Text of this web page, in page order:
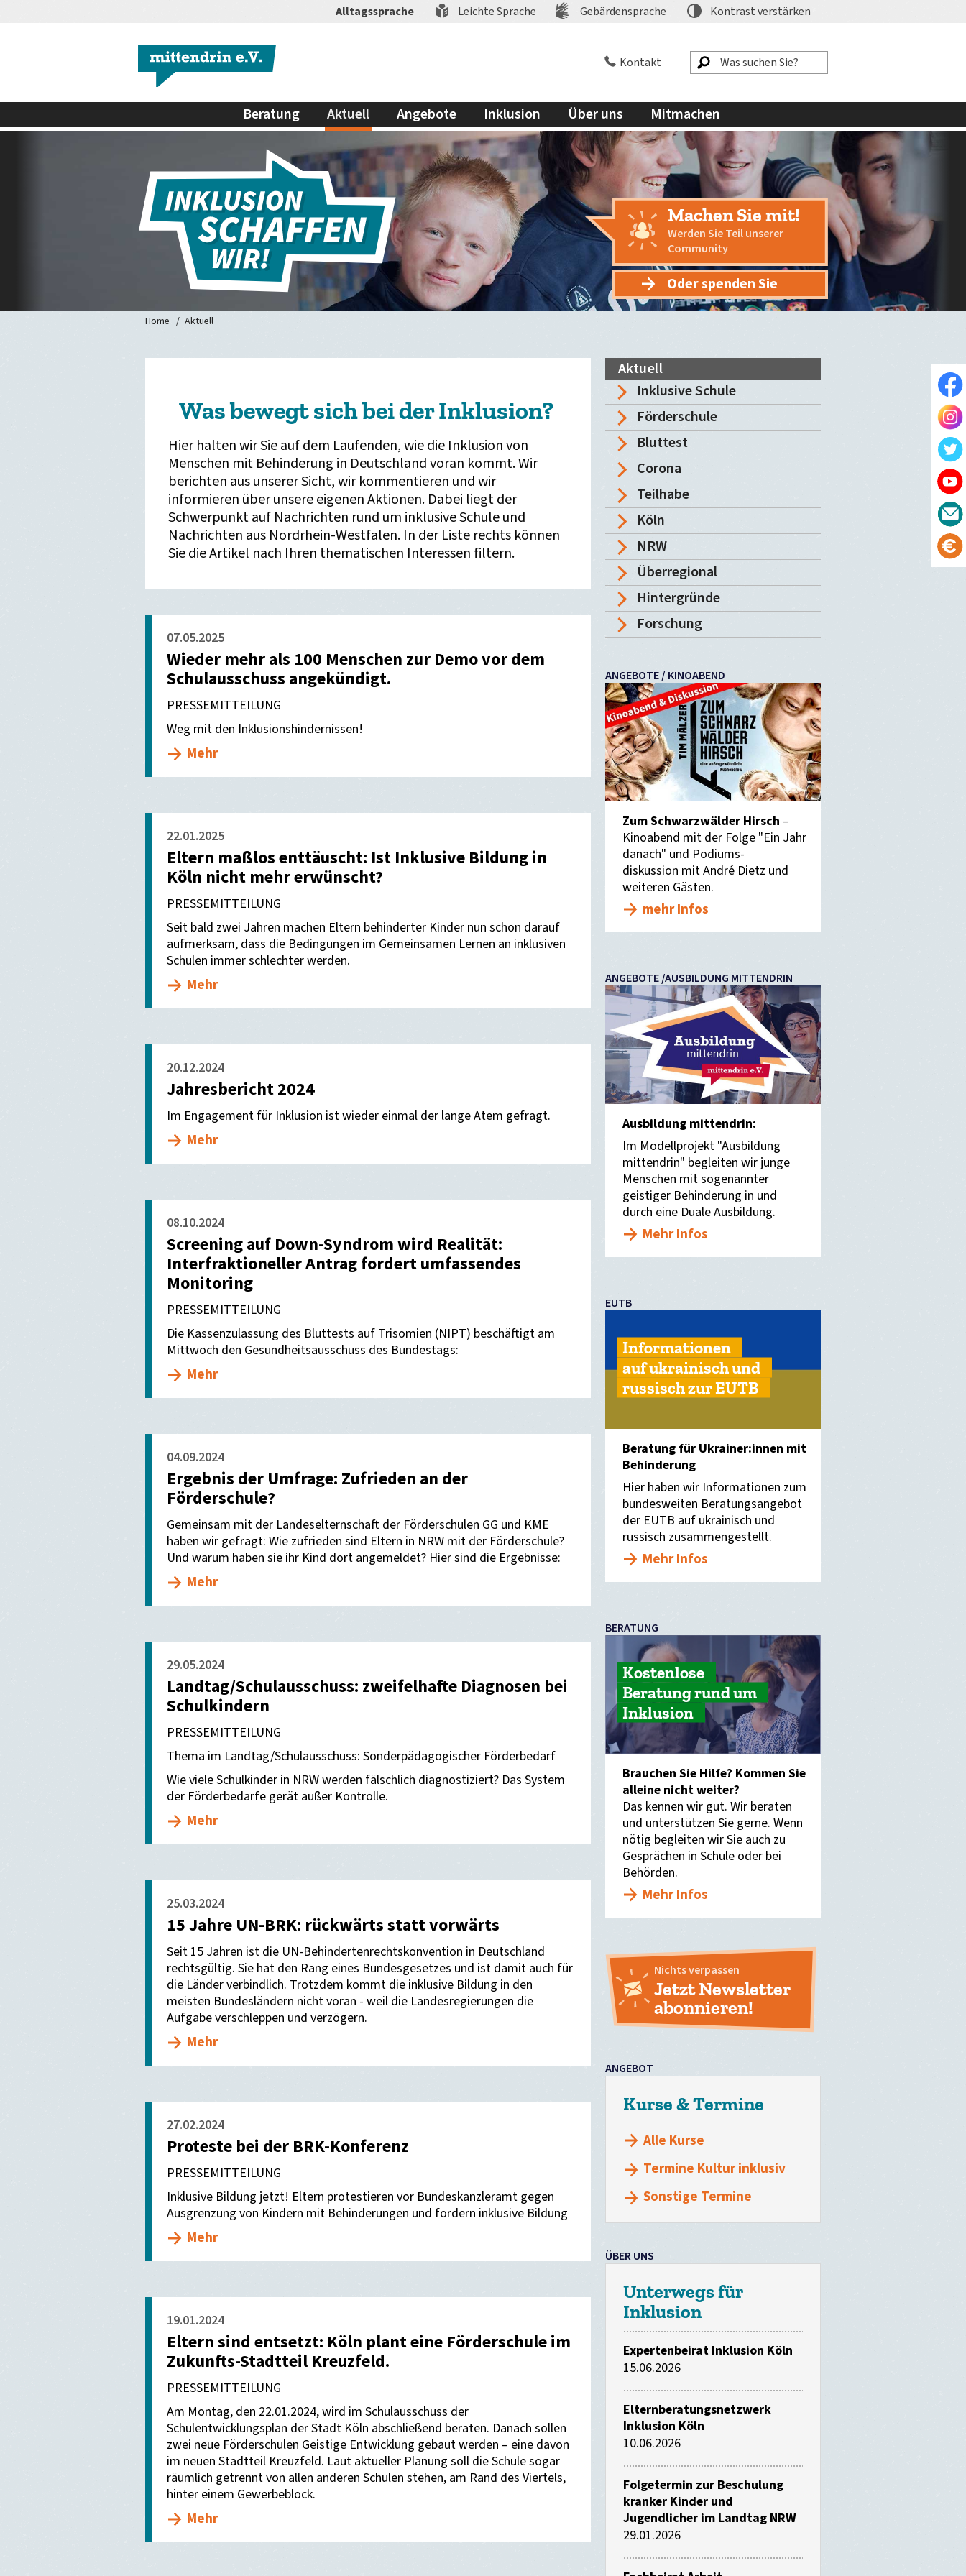
Alltagssprache Leichte Sprache Gebärdensprache Kontrastverstärken
Kontakt
Beratung Aktuell Angebote Inklusion Über uns Mitmachen
Machen Sie mit!
Werden Sie Teil unserer
Community
Oder spenden Sie
Home Aktuell
Was bewegt sich bei der Inklusion?
Hier halten wir Sie auf dem Laufenden, wie die Inklusion von
Menschen mit Behinderung in Deutschland voran kommt. Wir
berichten aus unserer Sicht, wir kommentieren und wir
informieren über unsere eigenen Aktionen. Dabei liegt der
Schwerpunkt auf Nachrichten rund um inklusive Schule und
Nachrichten aus Nordrhein-Westfalen. In der Liste rechts können
Sie die Artikel nach Ihren thematischen Interessen filtern.
07.05.2025
Wieder mehr als 100 Menschen zur Demo vor dem
Schulausschuss angekündigt.
PRESSEMITTEILUNG
Weg mit den Inklusionshindernissen!
Mehr
22.01.2025
Eltern maßlos enttäuscht: Ist Inklusive Bildung in
Köln nicht mehr erwünscht?
PRESSEMITTEILUNG
Seit bald zwei Jahren machen Eltern behinderter Kinder nun schon darauf
aufmerksam, dass die Bedingungen im Gemeinsamen Lernen an inklusiven
Schulen immer schlechter werden.
Mehr
20.12.2024
Jahresbericht 2024
Im Engagement für Inklusion ist wieder einmal der lange Atem gefragt.
Mehr
08.10.2024
Screening auf Down-Syndrom wird Realität:
Interfraktioneller Antrag fordert umfassendes
Monitoring
PRESSEMITTEILUNG
Die Kassenzulassung des Bluttests auf Trisomien (NIPT) beschäftigt am
Mittwoch den Gesundheitsausschuss des Bundestags:
Mehr
04.09.2024
Ergebnis der Umfrage: Zufrieden an der
Förderschule?
Gemeinsam mit der Landeselternschaft der Förderschulen GG und KME
haben wir gefragt: Wie zufrieden sind Eltern in NRW mit der Förderschule?
Und warum haben sie ihr Kind dort angemeldet? Hier sind die Ergebnisse:
Mehr
29.05.2024
Landtag/Schulausschuss: zweifelhafte Diagnosen bei
Schulkindern
PRESSEMITTEILUNG
Thema im Landtag/Schulausschuss: Sonderpädagogischer Förderbedarf
Wie viele Schulkinder in NRW werden fälschlich diagnostiziert? Das System
der Förderbedarfe gerät außer Kontrolle.
Mehr
25.03.2024
15 Jahre UN-BRK: rückwärts statt vorwärts
Seit 15 Jahren ist die UN-Behindertenrechtskonvention in Deutschland
rechtsgültig. Sie hat den Rang eines Bundesgesetzes und ist damit auch für
die Länder verbindlich. Trotzdem kommt die inklusive Bildung in den
meisten Bundesländern nicht voran - weil die Landesregierungen die
Aufgabe verschleppen und verzögern.
Mehr
27.02.2024
Proteste bei der BRK-Konferenz
PRESSEMITTEILUNG
Inklusive Bildung jetzt! Eltern protestieren vor Bundeskanzleramt gegen
Ausgrenzung von Kindern mit Behinderungen und fordern inklusive Bildung
Mehr
19.01.2024
Eltern sind entsetzt: Köln plant eine Förderschule im
Zukunfts-Stadtteil Kreuzfeld.
PRESSEMITTEILUNG
Am Montag, den 22.01.2024, wird im Schulausschuss der
Schulentwicklungsplan der Stadt Köln abschließend beraten. Danach sollen
zwei neue Förderschulen Geistige Entwicklung gebaut werden – eine davon
im neuen Stadtteil Kreuzfeld. Laut aktueller Planung soll die Schule sogar
räumlich getrennt von allen anderen Schulen stehen, am Rand des Viertels,
hinter einem Gewerbeblock.
Mehr
Aktuell
Inklusive Schule
Förderschule
Bluttest
Corona
Teilhabe
Köln
NRW
Überregional
Hintergründe
Forschung
ANGEBOTE / KINOABEND
Zum Schwarzwälder Hirsch –
Kinoabend mit der Folge "Ein Jahr
danach" und Podiums-
diskussion mit André Dietz und
weiteren Gästen.
mehr Infos
ANGEBOTE /AUSBILDUNG MITTENDRIN
Ausbildung mittendrin:
Im Modellprojekt "Ausbildung
mittendrin" begleiten wir junge
Menschen mit sogenannter
geistiger Behinderung in und
durch eine Duale Ausbildung.
Mehr Infos
EUTB
Informationen
auf ukrainisch und
russisch zur EUTB
Beratung für Ukrainer:innen mit
Behinderung
Hier haben wir Informationen zum
bundesweiten Beratungsangebot
der EUTB auf ukrainisch und
russisch zusammengestellt.
Mehr Infos
BERATUNG
Kostenlose
Beratung rund um
Inklusion
Brauchen Sie Hilfe? Kommen Sie
alleine nicht weiter?
Das kennen wir gut. Wir beraten
und unterstützen Sie gerne. Wenn
nötig begleiten wir Sie auch zu
Gesprächen in Schule oder bei
Behörden.
Mehr Infos
Nichts verpassen
Jetzt Newsletter
abonnieren!
ANGEBOT
Kurse & Termine
Alle Kurse
Termine Kultur inklusiv
Sonstige Termine
ÜBER UNS
Unterwegs für
Inklusion
Expertenbeirat Inklusion Köln
15.06.2026
Elternberatungsnetzwerk
Inklusion Köln
10.06.2026
Folgetermin zur Beschulung
kranker Kinder und
Jugendlicher im Landtag NRW
29.01.2026